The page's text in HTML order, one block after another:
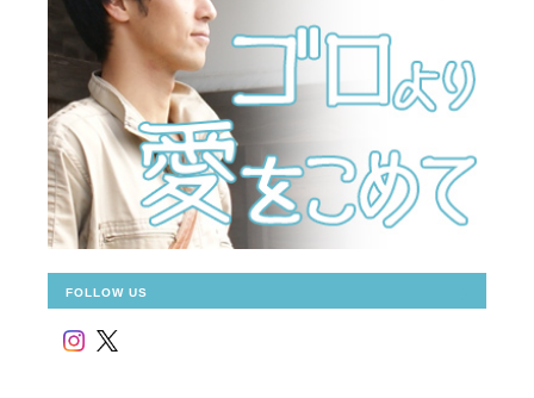
FOLLOW US